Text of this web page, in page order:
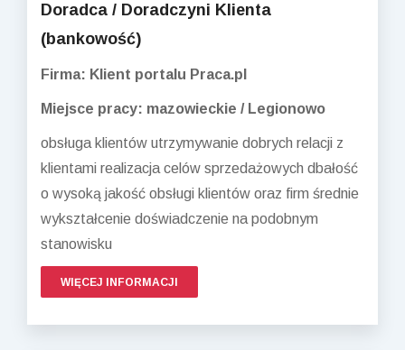
Doradca / Doradczyni Klienta
(bankowość)
Firma: Klient portalu Praca.pl
Miejsce pracy: mazowieckie / Legionowo
obsługa klientów utrzymywanie dobrych relacji z
klientami realizacja celów sprzedażowych dbałość
o wysoką jakość obsługi klientów oraz firm średnie
wykształcenie doświadczenie na podobnym
stanowisku
WIĘCEJ INFORMACJI